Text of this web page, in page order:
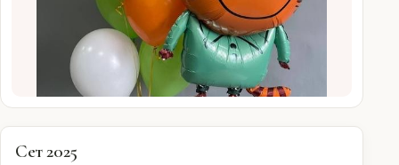
Доставка
Оплата
подписки
Сет 2025